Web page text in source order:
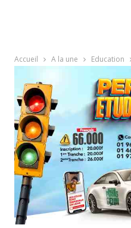
Accueil A la une Education